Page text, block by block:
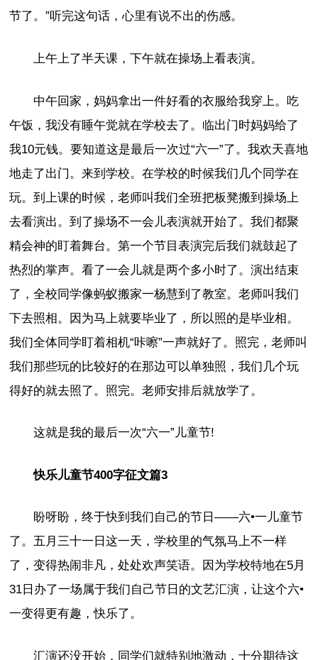
节了。”听完这句话，心里有说不出的伤感。
上午上了半天课，下午就在操场上看表演。
中午回家，妈妈拿出一件好看的衣服给我穿上。吃
午饭，我没有睡午觉就在学校去了。临出门时妈妈给了
我10元钱。要知道这是最后一次过“六一”了。我欢天喜地
地走了出门。来到学校。在学校的时候我们几个同学在
玩。到上课的时候，老师叫我们全班把板凳搬到操场上
去看演出。到了操场不一会儿表演就开始了。我们都聚
精会神的盯着舞台。第一个节目表演完后我们就鼓起了
热烈的掌声。看了一会儿就是两个多小时了。演出结束
了，全校同学像蚂蚁搬家一杨慧到了教室。老师叫我们
下去照相。因为马上就要毕业了，所以照的是毕业相。
我们全体同学盯着相机“咔嚓”一声就好了。照完，老师叫
我们那些玩的比较好的在那边可以单独照，我们几个玩
得好的就去照了。照完。老师安排后就放学了。
这就是我的最后一次“六一”儿童节!
快乐儿童节400字征文篇3
盼呀盼，终于快到我们自己的节日——六•一儿童节
了。五月三十一日这一天，学校里的气氛马上不一样
了，变得热闹非凡，处处欢声笑语。因为学校特地在5月
31日办了一场属于我们自己节日的文艺汇演，让这个六•
一变得更有趣，快乐了。
汇演还没开始，同学们就特别地激动，十分期待这